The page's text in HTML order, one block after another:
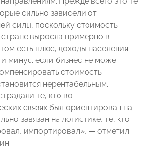
сильно зависели от
силы, поскольку стоимость
выросла примерно в
есть плюс, доходы населения
минус: если бизнес не может
стоимость
нерентабельным.
те, кто во
связях был ориентирован на
завязан на логистике, те, кто
импортировал», — отметил